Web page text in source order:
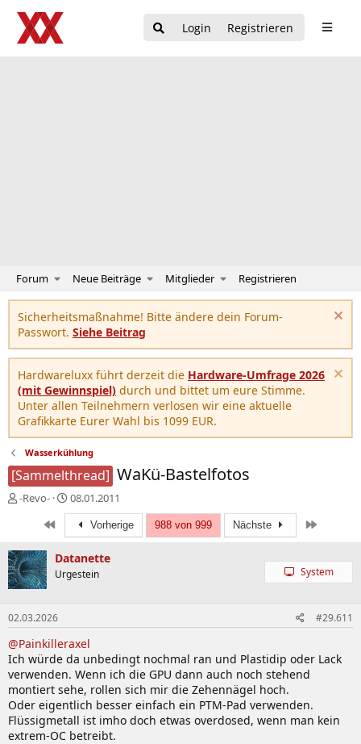
Login Registrieren
Forum Neue Beiträge Mitglieder Registrieren
Sicherheitsmaßnahme! Bitte ändere dein Forum-
Passwort. Siehe Beitrag
Hardwareluxx führt derzeit die Hardware-Umfrage 2026
(mit Gewinnspiel) durch und bittet um eure Stimme.
Unter allen Teilnehmern verlosen wir eine aktuelle
Grafikkarte Eurer Wahl bis 1099 EUR.
Wasserkühlung
[Sammelthread] WaKü-Bastelfotos
E
e
l
l
r
-Revo-
E
r
t
e
l
l
m
08.01.2011
Erste Vorherige 988 von 999 Nächste
Datanette
Urgestein System
02.03.2026 #29.611
@Painkilleraxel
Ich würde da unbedingt nochmal ran und Plastidip oder Lack
verwenden. Wenn ich die GPU dann auch noch stehend
montiert sehe, rollen sich mir die Zehennägel hoch.
Oder eigentlich besser einfach ein PTM-Pad verwenden.
Flüssigmetall ist imho doch etwas overdosed, wenn man kein
extrem-OC betreibt.